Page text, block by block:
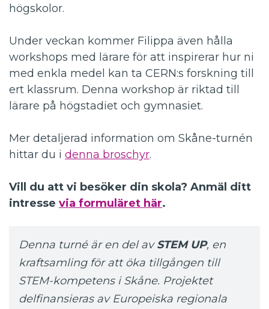
högskolor.
Under veckan kommer Filippa även hålla
workshops med lärare för att inspirerar hur ni
med enkla medel kan ta CERN:s forskning till
ert klassrum. Denna workshop är riktad till
lärare på högstadiet och gymnasiet.
Mer detaljerad information om Skåne-turnén
hittar du i denna broschyr.
Vill du att vi besöker din skola? Anmäl ditt
intresse via formuläret här.
Denna turné är en del av STEM UP, en
kraftsamling för att öka tillgången till
STEM-kompetens i Skåne. Projektet
delfinansieras av Europeiska regionala